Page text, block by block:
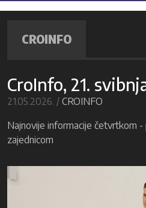
CROINFO
CroInfo, 21.
21.05.2026. / CROINFO
Najnovije informacije četvrtkom
zajednicom